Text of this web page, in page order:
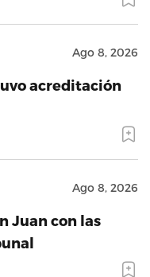
Ago 8, 2026
acreditación
Ago 8, 2026
Juan con las